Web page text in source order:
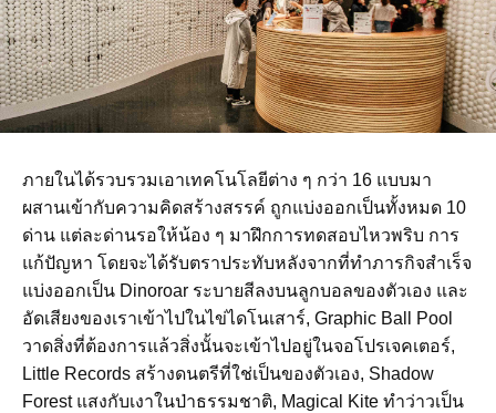
ภายในได้รวบรวมเอาเทคโนโลยีต่าง ๆ กว่า 16 แบบมา
ผสานเข้ากับความคิดสร้างสรรค์ ถูกแบ่งออกเป็นทั้งหมด 10
ด่าน แต่ละด่านรอให้น้อง ๆ มาฝึกการทดสอบไหวพริบ การ
แก้ปัญหา โดยจะได้รับตราประทับหลังจากที่ทำภารกิจสำเร็จ
แบ่งออกเป็น Dinoroar ระบายสีลงบนลูกบอลของตัวเอง และ
อัดเสียงของเราเข้าไปในไข่ไดโนเสาร์, Graphic Ball Pool
วาดสิ่งที่ต้องการแล้วสิ่งนั้นจะเข้าไปอยู่ในจอโปรเจคเตอร์,
Little Records สร้างดนตรีที่ใช่เป็นของตัวเอง, Shadow
Forest แสงกับเงาในป่าธรรมชาติ, Magical Kite ทำว่าวเป็น